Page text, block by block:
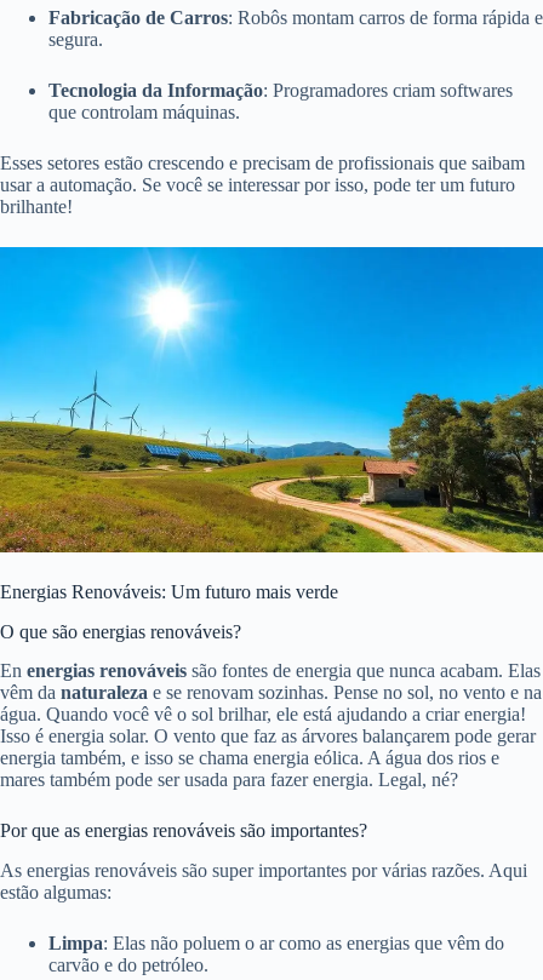
Fabricação de Carros: Robôs montam carros de forma rápida e
segura.
Tecnologia da Informação: Programadores criam softwares
que controlam máquinas.
Esses setores estão crescendo e precisam de profissionais que saibam
usar a automação. Se você se interessar por isso, pode ter um futuro
brilhante!
Energias Renováveis: Um futuro mais verde
O que são energias renováveis?
En energias renováveis são fontes de energia que nunca acabam. Elas
vêm da naturaleza e se renovam sozinhas. Pense no sol, no vento e na
água. Quando você vê o sol brilhar, ele está ajudando a criar energia!
Isso é energia solar. O vento que faz as árvores balançarem pode gerar
energia também, e isso se chama energia eólica. A água dos rios e
mares também pode ser usada para fazer energia. Legal, né?
Por que as energias renováveis são importantes?
As energias renováveis são super importantes por várias razões. Aqui
estão algumas:
Limpa: Elas não poluem o ar como as energias que vêm do
carvão e do petróleo.